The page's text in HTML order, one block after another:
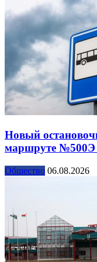
Новый
маршруте №500Э
Общество 06.08.2026